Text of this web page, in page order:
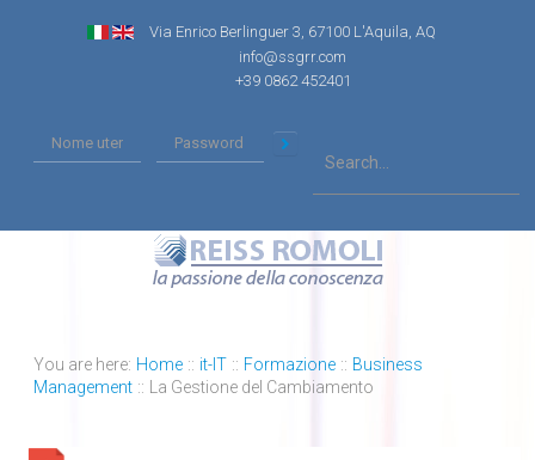
Via Enrico Berlinguer 3, 67100 L'Aquila, AQ
info@ssgrr.com
+39 0862 452401
You are here: Home :: it-IT :: Formazione :: Business
Management :: La Gestione del Cambiamento